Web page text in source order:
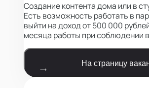
Создание контента дома или в
Есть возможность работать в
выйти на доход от 500 000
месяца работы при соблюдении
На страницу